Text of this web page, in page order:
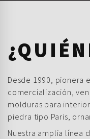
Desde 1990, pionera
comercialización,
molduras para
piedra tipo Paris,
Nuestra amplia línea